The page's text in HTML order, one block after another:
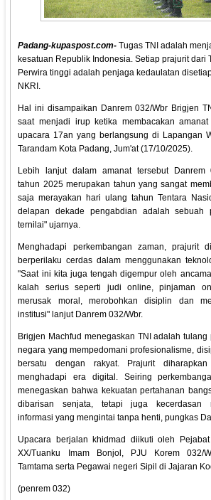
Padang-kupaspost.com- Tugas TNI adalah
kesatuan Republik Indonesia. Setiap prajurit dari
Perwira tinggi adalah penjaga kedaulatan
NKRI.
Hal ini disampaikan Danrem 032/Wbr Brigjen
saat menjadi irup ketika membacakan
upacara 17an yang berlangsung di Lapangan
Tarandam Kota Padang, Jum'at (17/10/2025).
Lebih lanjut dalam amanat tersebut Danrem
tahun 2025 merupakan tahun yang sangat
saja merayakan hari ulang tahun Tentara
delapan dekade pengabdian adalah sebuah
ternilai" ujarnya.
Menghadapi perkembangan zaman, prajurit
berperilaku cerdas dalam menggunakan
"Saat ini kita juga tengah digempur oleh
kalah serius seperti judi online, pinjaman
merusak moral, merobohkan disiplin dan
institusi" lanjut Danrem 032/Wbr.
Brigjen Machfud menegaskan TNI adalah
negara yang mempedomani profesionalisme,
bersatu dengan rakyat. Prajurit
menghadapi era digital. Seiring
menegaskan bahwa kekuatan pertahanan
dibarisan senjata, tetapi juga kecerdasan
informasi yang mengintai tanpa henti, pungkas
Upacara berjalan khidmad diikuti oleh
XX/Tuanku Imam Bonjol, PJU Korem 032/
Tamtama serta Pegawai negeri Sipil di Jajaran
(penrem 032)